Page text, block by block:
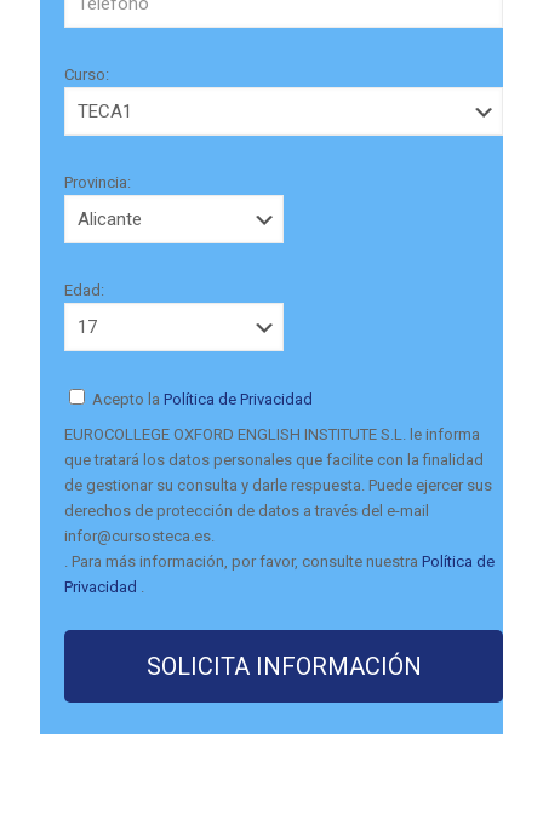
Curso:
Provincia:
Edad:
Acepto la Política de Privacidad
EUROCOLLEGE OXFORD ENGLISH INSTITUTE S.L. le informa
que tratará los datos personales que facilite con la finalidad
de gestionar su consulta y darle respuesta. Puede ejercer sus
derechos de protección de datos a través del e-mail
infor@cursosteca.es.
. Para más información, por favor, consulte nuestra Política de
Privacidad .